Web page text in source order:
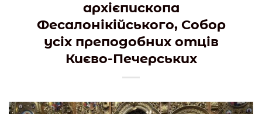
архієпископа
Фесалонікійського, Собор
усіх преподобних отців
Києво-Печерських